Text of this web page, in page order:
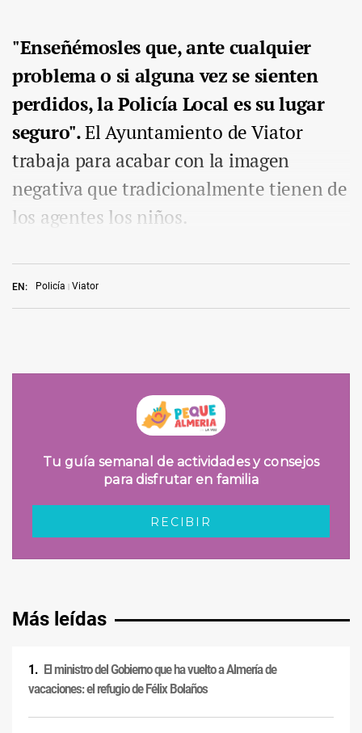
EN: Policía Viator
"Enseñémosles que, ante cualquier
problema o si alguna vez se sienten
perdidos, la Policía Local es su lugar
seguro".El Ayuntamiento de Viator
trabaja para acabar con la imagen
negativa que tradicionalmente tienen de
los agentes los niños.
Más leídas
El ministro del Gobierno que ha vuelto a Almería de
vacaciones: el refugio de Félix Bolaños